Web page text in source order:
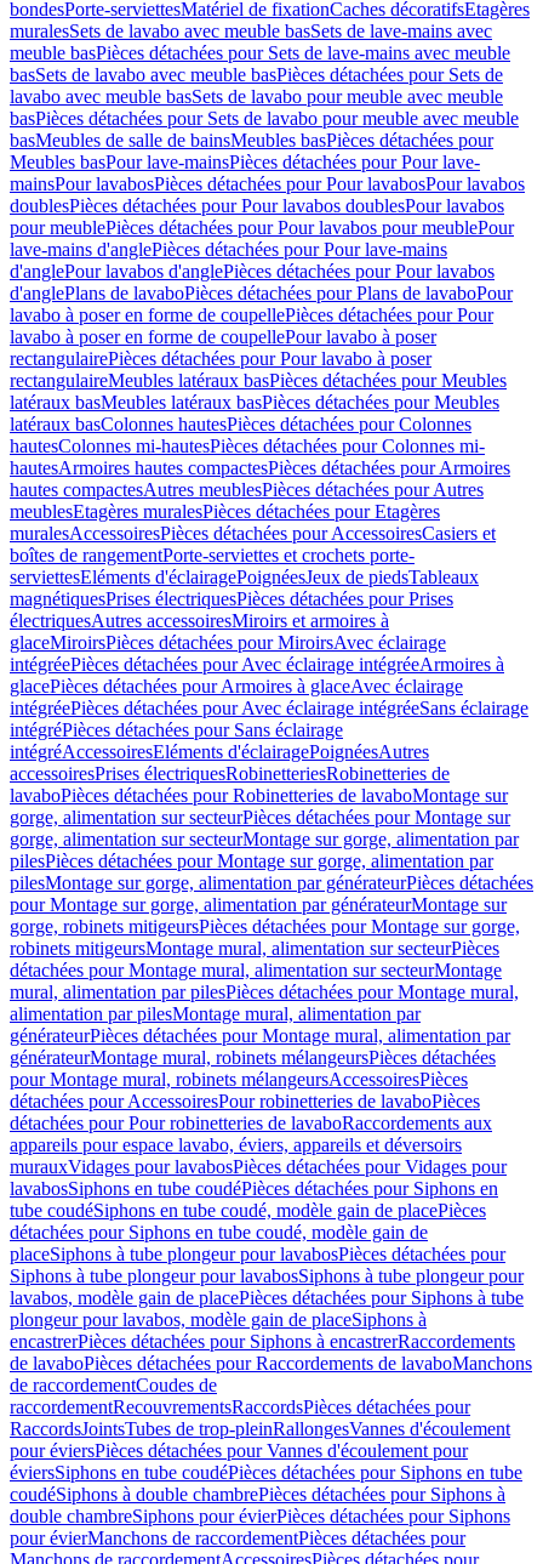
bondesPorte-serviettesMatériel de fixationCaches décoratifsEtagères
muralesSets de lavabo avec meuble basSets de lave-mains avec
meuble basPièces détachées pour Sets de lave-mains avec meuble
basSets de lavabo avec meuble basPièces détachées pour Sets de
lavabo avec meuble basSets de lavabo pour meuble avec meuble
basPièces détachées pour Sets de lavabo pour meuble avec meuble
basMeubles de salle de bainsMeubles basPièces détachées pour
Meubles basPour lave-mainsPièces détachées pour Pour lave-
mainsPour lavabosPièces détachées pour Pour lavabosPour lavabos
doublesPièces détachées pour Pour lavabos doublesPour lavabos
pour meublePièces détachées pour Pour lavabos pour meublePour
lave-mains d'anglePièces détachées pour Pour lave-mains
d'anglePour lavabos d'anglePièces détachées pour Pour lavabos
d'anglePlans de lavaboPièces détachées pour Plans de lavaboPour
lavabo à poser en forme de coupellePièces détachées pour Pour
lavabo à poser en forme de coupellePour lavabo à poser
rectangulairePièces détachées pour Pour lavabo à poser
rectangulaireMeubles latéraux basPièces détachées pour Meubles
latéraux basMeubles latéraux basPièces détachées pour Meubles
latéraux basColonnes hautesPièces détachées pour Colonnes
hautesColonnes mi-hautesPièces détachées pour Colonnes mi-
hautesArmoires hautes compactesPièces détachées pour Armoires
hautes compactesAutres meublesPièces détachées pour Autres
meublesEtagères muralesPièces détachées pour Etagères
muralesAccessoiresPièces détachées pour AccessoiresCasiers et
boîtes de rangementPorte-serviettes et crochets porte-
serviettesEléments d'éclairagePoignéesJeux de piedsTableaux
magnétiquesPrises électriquesPièces détachées pour Prises
électriquesAutres accessoiresMiroirs et armoires à
glaceMiroirsPièces détachées pour MiroirsAvec éclairage
intégréePièces détachées pour Avec éclairage intégréeArmoires à
glacePièces détachées pour Armoires à glaceAvec éclairage
intégréePièces détachées pour Avec éclairage intégréeSans éclairage
intégréPièces détachées pour Sans éclairage
intégréAccessoiresEléments d'éclairagePoignéesAutres
accessoiresPrises électriquesRobinetteriesRobinetteries de
lavaboPièces détachées pour Robinetteries de lavaboMontage sur
gorge, alimentation sur secteurPièces détachées pour Montage sur
gorge, alimentation sur secteurMontage sur gorge, alimentation par
pilesPièces détachées pour Montage sur gorge, alimentation par
pilesMontage sur gorge, alimentation par générateurPièces détachées
pour Montage sur gorge, alimentation par générateurMontage sur
gorge, robinets mitigeursPièces détachées pour Montage sur gorge,
robinets mitigeursMontage mural, alimentation sur secteurPièces
détachées pour Montage mural, alimentation sur secteurMontage
mural, alimentation par pilesPièces détachées pour Montage mural,
alimentation par pilesMontage mural, alimentation par
générateurPièces détachées pour Montage mural, alimentation par
générateurMontage mural, robinets mélangeursPièces détachées
pour Montage mural, robinets mélangeursAccessoiresPièces
détachées pour AccessoiresPour robinetteries de lavaboPièces
détachées pour Pour robinetteries de lavaboRaccordements aux
appareils pour espace lavabo, éviers, appareils et déversoirs
murauxVidages pour lavabosPièces détachées pour Vidages pour
lavabosSiphons en tube coudéPièces détachées pour Siphons en
tube coudéSiphons en tube coudé, modèle gain de placePièces
détachées pour Siphons en tube coudé, modèle gain de
placeSiphons à tube plongeur pour lavabosPièces détachées pour
Siphons à tube plongeur pour lavabosSiphons à tube plongeur pour
lavabos, modèle gain de placePièces détachées pour Siphons à tube
plongeur pour lavabos, modèle gain de placeSiphons à
encastrerPièces détachées pour Siphons à encastrerRaccordements
de lavaboPièces détachées pour Raccordements de lavaboManchons
de raccordementCoudes de
raccordementRecouvrementsRaccordsPièces détachées pour
RaccordsJointsTubes de trop-pleinRallongesVannes d'écoulement
pour éviersPièces détachées pour Vannes d'écoulement pour
éviersSiphons en tube coudéPièces détachées pour Siphons en tube
coudéSiphons à double chambrePièces détachées pour Siphons à
double chambreSiphons pour évierPièces détachées pour Siphons
pour évierManchons de raccordementPièces détachées pour
Manchons de raccordementAccessoiresPièces détachées pour